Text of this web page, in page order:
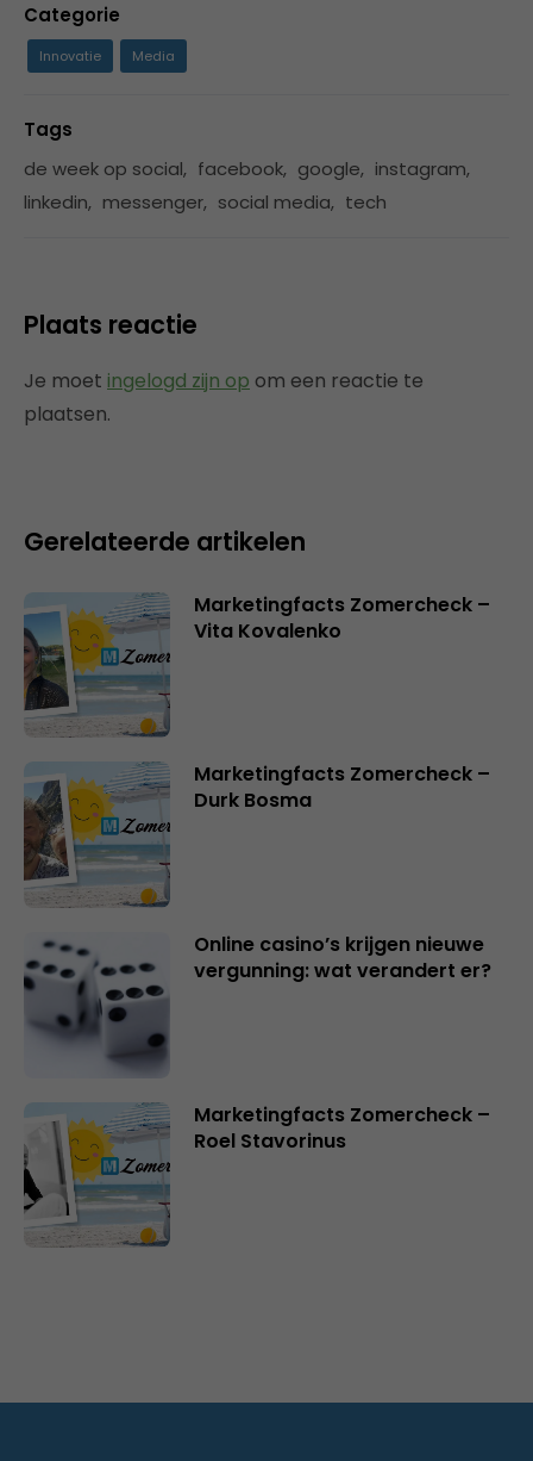
Categorie
Innovatie Media
Tags
de week op social, facebook, google, instagram,
linkedin, messenger, social media, tech
Plaats reactie
Je moet ingelogd zijn op om een reactie te
plaatsen.
Gerelateerde artikelen
Marketingfacts Zomercheck –
Vita Kovalenko
Marketingfacts Zomercheck –
Durk Bosma
Online casino’s krijgen nieuwe
vergunning: wat verandert er?
Marketingfacts Zomercheck –
Roel Stavorinus